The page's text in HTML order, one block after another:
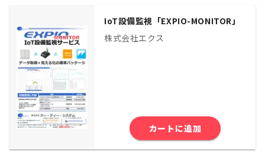
IoT設備監視「EXPIO-MONITOR」
株式会社エクス
カートに追加